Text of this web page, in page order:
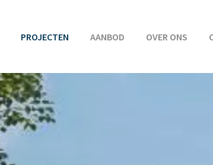
PROJECTEN AANBOD OVER ONS